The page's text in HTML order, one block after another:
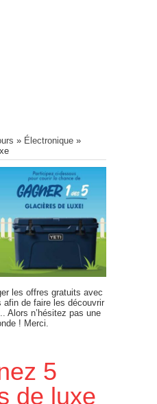
» Électronique »
les offres gratuits avec
de faire les découvrir
Alors n’hésitez pas une
! Merci.
5
de luxe